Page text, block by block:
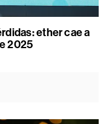
ether cae a
2025